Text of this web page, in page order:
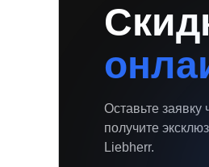
Оставьте заявку
получите
Liebherr.